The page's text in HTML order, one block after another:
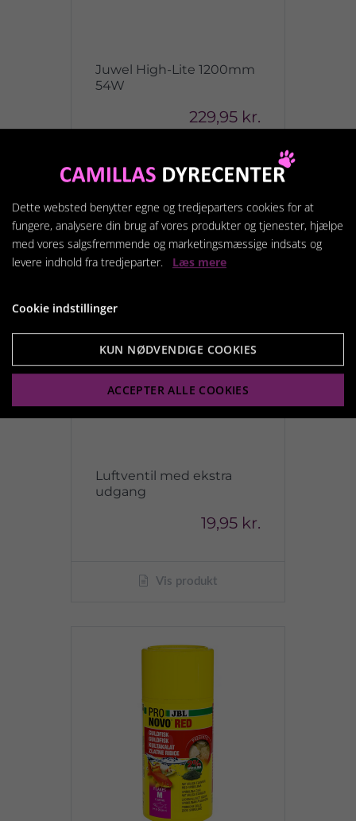
Juwel High-Lite 1200mm
54W
229,95 kr.
Vis produkt
Luftventil med ekstra
udgang
19,95 kr.
Vis produkt
Dette websted benytter egne og tredjeparters cookies for at
fungere, analysere din brug af vores produkter og tjenester, hjælpe
med vores salgsfremmende og marketingsmæssige indsats og
levere indhold fra tredjeparter. Læs mere
Cookie indstillinger
KUN NØDVENDIGE COOKIES
ACCEPTER ALLE COOKIES